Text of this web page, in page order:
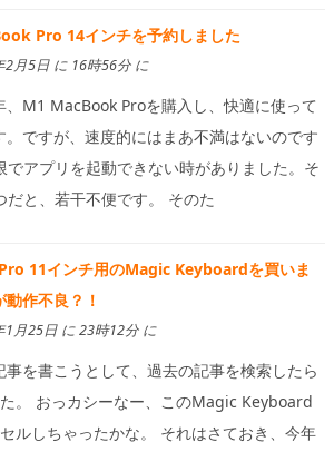
Pro 14インチを予約しました
2月5日 に 16時56分 に
、M1 MacBook Proを購入し、快適に使って
。ですが、速度的にはまあ不満はないのです
でアプリを起動できない時がありました。そ
だと、若干不便です。 そのた
11インチ用のMagic Keyboardを買いま
動作不良？！
1月25日 に 23時12分 に
事を書こうとして、過去の記事を検索したら
。 おっカシーなー、このMagic Keyboard
ルしちゃったかな。 それはさておき、今年